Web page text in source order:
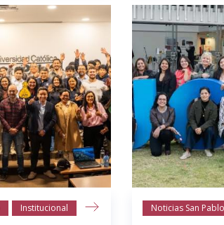
Institucional Noticias San Pablo